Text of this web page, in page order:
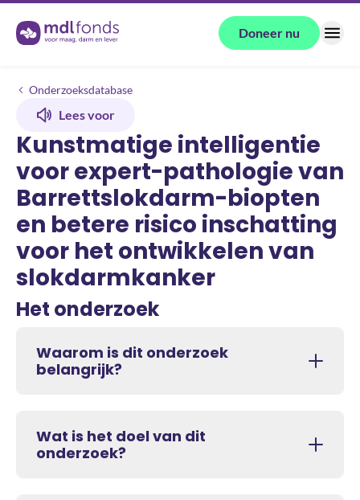
Terug naar de homepage Doneer nu
Onderzoeken
Onderzoeksdatabase
Kunstmatige intelligentie voor expert-pathologie van
Lees voor
Kunstmatige intelligentie
voor expert-pathologie van
Barrettslokdarm-biopten
en betere risico inschatting
voor het ontwikkelen van
slokdarmkanker
Het onderzoek
Waarom is dit onderzoek
belangrijk?
Wat is het doel van dit
onderzoek?